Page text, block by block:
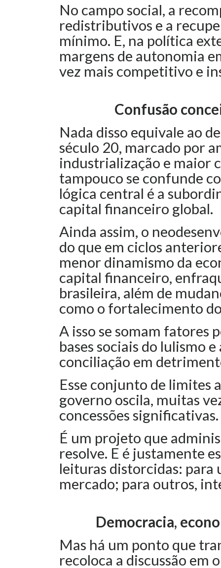
No campo social, a
redistributivos e a
mínimo. E, na política
margens de autonomia
vez mais competitivo e
Confusão
Nada disso equivale ao
século 20, marcado por
industrialização e maior
tampouco se confunde
lógica central é a
capital financeiro global.
Ainda assim, o
do que em ciclos
menor dinamismo da
capital financeiro,
brasileira, além de
como o fortalecimento
A isso se somam fatores
bases sociais do lulismo
conciliação em
Esse conjunto de limites
governo oscila, muitas
concessões significativas.
É um projeto que
resolve. E é justamente
leituras distorcidas: para
mercado; para outros,
Democracia,
Mas há um ponto que
recoloca a discussão